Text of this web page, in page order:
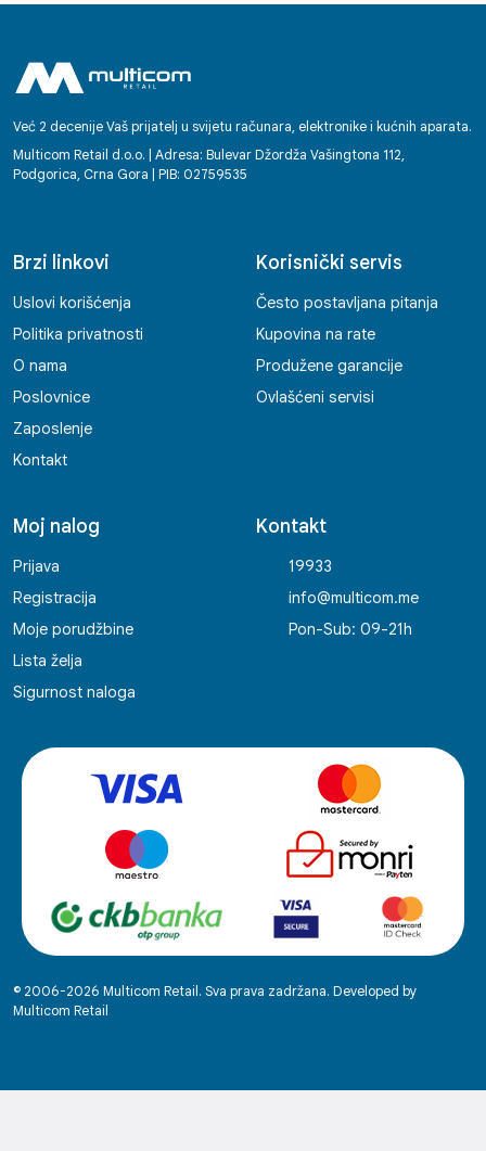
Već 2 decenije Vaš prijatelj u svijetu računara, elektronike i kućnih aparata.
Multicom Retail d.o.o. | Adresa: Bulevar Džordža Vašingtona 112,
Podgorica, Crna Gora | PIB: 02759535
Brzi linkovi
Uslovi korišćenja
Politika privatnosti
O nama
Poslovnice
Zaposlenje
Kontakt
Korisnički servis
Često postavljana pitanja
Kupovina na rate
Produžene garancije
Ovlašćeni servisi
Moj nalog
Prijava
Registracija
Moje porudžbine
Lista želja
Sigurnost naloga
Kontakt
19933
info@multicom.me
Pon-Sub: 09-21h
© 2006-2026 Multicom Retail. Sva prava zadržana. Developed by
Multicom Retail